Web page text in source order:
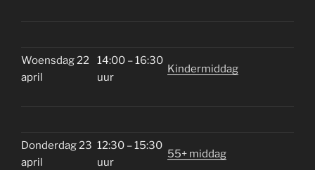
Woensdag 22
april
14:00 – 16:30
uur
Kindermiddag
Donderdag 23
april
12:30 – 15:30
uur
55+ middag